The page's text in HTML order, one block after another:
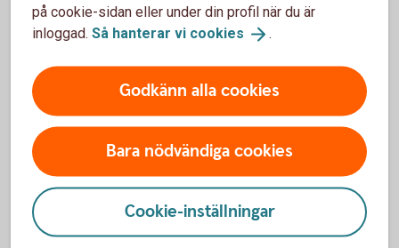
Kontakta
Xiaomi
Vill du veta mer om Xiaomi
Pay?
på cookie-sidan eller under din profil när du är
inloggad. Så hanterar vi cookies .
Godkänn alla cookies
Bara nödvändiga cookies
Cookie-inställningar